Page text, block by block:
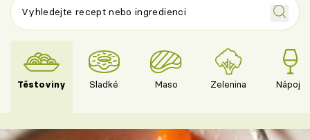
Těstoviny Sladké Maso Zelenina Nápoje